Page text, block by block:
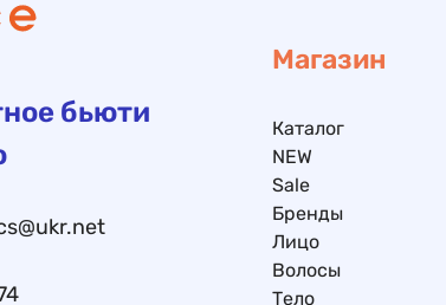
бьюти
Магазин
Каталог
NEW
Sale
Бренды
Лицо
Волосы
Тело